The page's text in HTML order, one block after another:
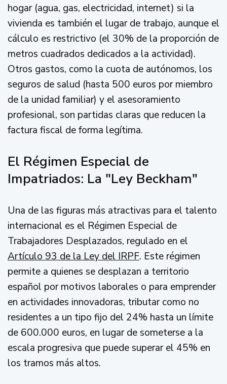
hogar (agua, gas, electricidad, internet) si la
vivienda es también el lugar de trabajo, aunque el
cálculo es restrictivo (el 30% de la proporción de
metros cuadrados dedicados a la actividad).
Otros gastos, como la cuota de autónomos, los
seguros de salud (hasta 500 euros por miembro
de la unidad familiar) y el asesoramiento
profesional, son partidas claras que reducen la
factura fiscal de forma legítima.
El Régimen Especial de
Impatriados: La "Ley Beckham"
Una de las figuras más atractivas para el talento
internacional es el Régimen Especial de
Trabajadores Desplazados, regulado en el
Artículo 93 de la Ley del IRPF. Este régimen
permite a quienes se desplazan a territorio
español por motivos laborales o para emprender
en actividades innovadoras, tributar como no
residentes a un tipo fijo del 24% hasta un límite
de 600.000 euros, en lugar de someterse a la
escala progresiva que puede superar el 45% en
los tramos más altos.